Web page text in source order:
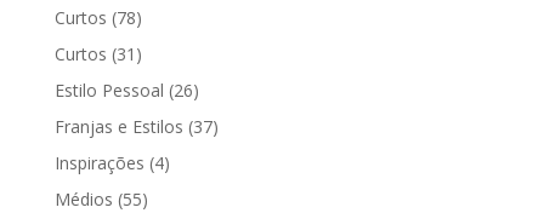
Curtos (78)
Curtos (31)
Estilo Pessoal (26)
Franjas e Estilos (37)
Inspirações (4)
Médios (55)